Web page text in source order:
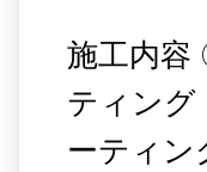
施工内容
ティング
ーティン